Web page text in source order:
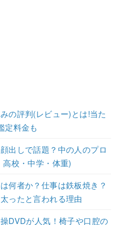
の評判(レビュー)とは!当た
定料金も
出しで話題？中の人のプロ
校・中学・体重)
何者か？仕事は鉄板焼き？
ったと言われる理由
DVDが人気！椅子や口腔の